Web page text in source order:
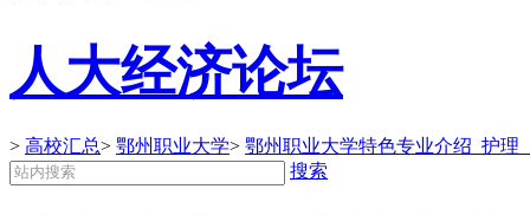
人大经济论坛
> 高校汇总> 鄂州职业大学> 鄂州职业大学特色专业介绍_护理
搜索